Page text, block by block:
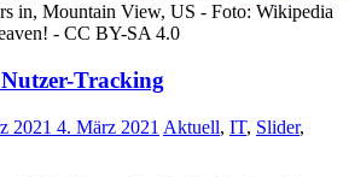
in, Mountain View, US - Foto: Wikipedia
- CC BY-SA 4.0
Tracking
2021 4. März 2021 Aktuell, IT, Slider,